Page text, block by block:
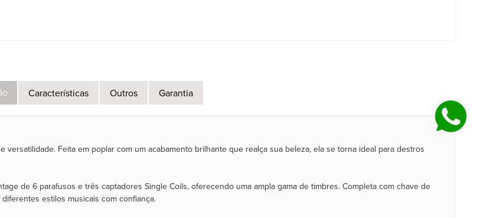
Características Outros Garantia
Feita em poplar com um acabamento brilhante que realça sua beleza, ela se torna ideal para destros
de 6 parafusos e três captadores Single Coils, oferecendo uma ampla gama de timbres. Completa com chave de
estilos musicais com confiança.